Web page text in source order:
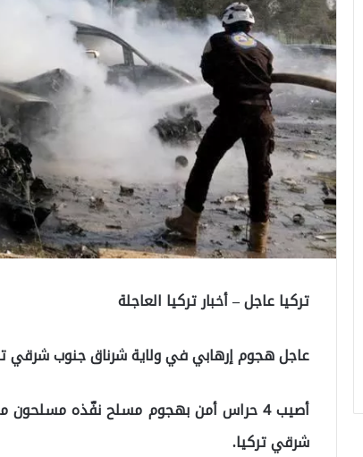
تركيا عاجل – أخبار تركيا العاجلة
عاجل هجوم إرهابي في ولاية شرناق جنوب شرقي
أصيب 4 حراس أمن بهجوم مسلح نفّذه
شرقي تركيا.